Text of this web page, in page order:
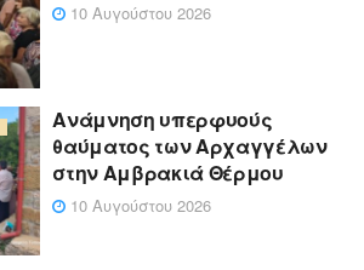
10 Αυγούστου 2026
Ανάμνηση υπερφυούς
θαύματος των Αρχαγγέλων
στην Αμβρακιά Θέρμου
10 Αυγούστου 2026